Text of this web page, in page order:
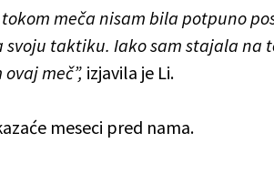
meča nisam bila potpuno
taktiku. Iako sam stajala na
meč”, izjavila je Li.
meseci pred nama.